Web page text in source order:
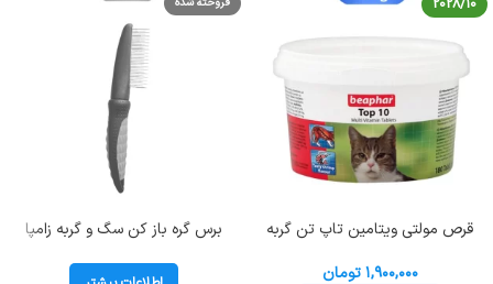
2028/10
قرص مولتی ویتامین تاپ تن گربه
گرم
۱,۹۰۰,۰۰۰ تومان
برس گره باز کن سگ و گربه زامپا